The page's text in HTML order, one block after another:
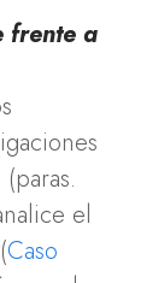
frente a
el
Caso